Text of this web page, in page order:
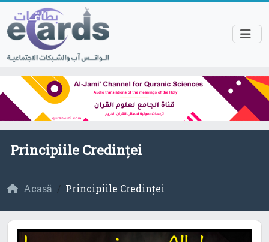
Principiile Credinței
Acasă Principiile Credinței